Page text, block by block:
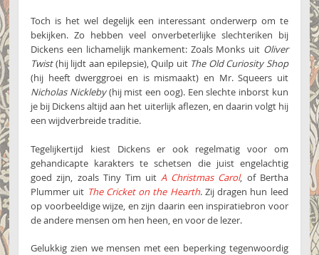
Toch is het wel degelijk een interessant onderwerp om te
bekijken. Zo hebben veel onverbeterlijke slechteriken bij
Dickens een lichamelijk mankement: Zoals Monks uit Oliver
Twist(hij lijdt aan epilepsie), Quilp uit The Old Curiosity Shop
(hij heeft dwerggroei en is mismaakt) en Mr. Squeers uit
Nicholas Nickleby(hij mist een oog). Een slechte inborst kun
je bij Dickens altijd aan het uiterlijk aflezen, en daarin volgt hij
een wijdverbreide traditie.
Tegelijkertijd kiest Dickens er ook regelmatig voor om
gehandicapte karakters te schetsen die juist engelachtig
goed zijn, zoals Tiny Tim uit A Christmas Carol, of Bertha
Plummer uit The Cricket on the Hearth. Zij dragen hun leed
op voorbeeldige wijze, en zijn daarin een inspiratiebron voor
de andere mensen om hen heen, en voor de lezer.
Gelukkig zien we mensen met een beperking tegenwoordig